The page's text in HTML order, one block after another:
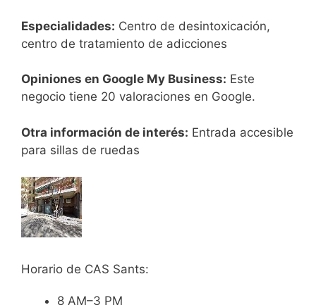
Especialidades: Centro de desintoxicación,
centro de tratamiento de adicciones
Opiniones en Google My Business: Este
negocio tiene 20 valoraciones en Google.
Otra información de interés: Entrada accesible
para sillas de ruedas
Horario de CAS Sants:
8 AM–3 PM